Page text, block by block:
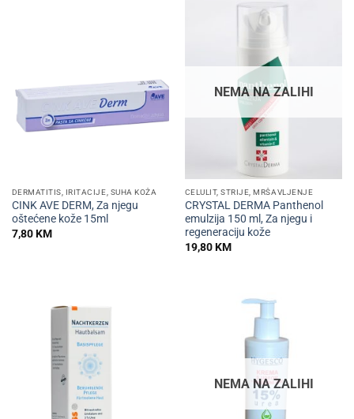
DERMATITIS, IRITACIJE, SUHA KOŽA
CINK AVE DERM, Za njegu
oštećene kože 15ml
7,80KM
NEMA NA ZALIHI
CELULIT, STRIJE, MRŠAVLJENJE
CRYSTAL DERMA Panthenol
emulzija 150 ml, Za njegu i
regeneraciju kože
19,80KM
NEMA NA ZALIHI